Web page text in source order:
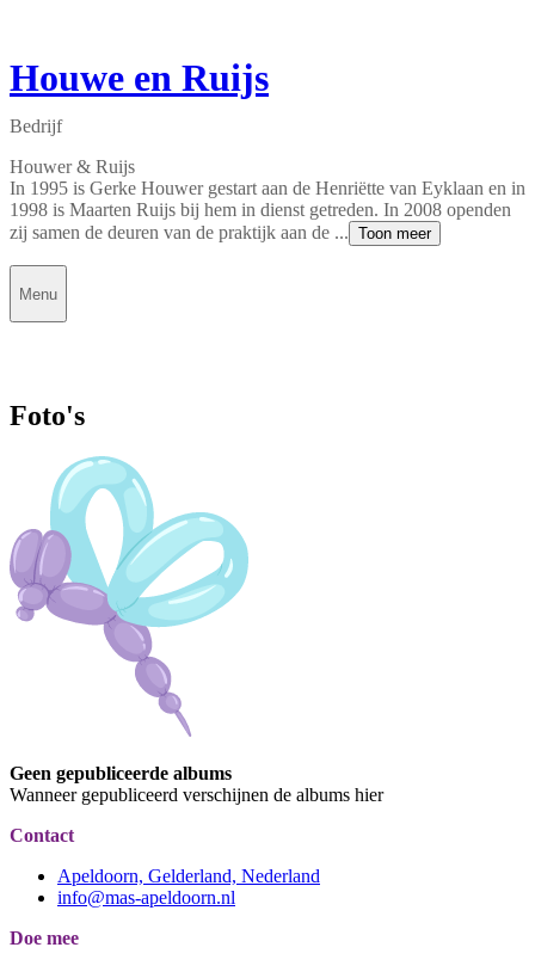
Houwe en Ruijs
Bedrijf
Houwer & Ruijs
In 1995 is Gerke Houwer gestart aan de Henriëtte van Eyklaan en in
1998 is Maarten Ruijs bij hem in dienst getreden. In 2008 openden
zij samen de deuren van de praktijk aan de ... Toon meer
Menu
Foto's
Geen gepubliceerde albums
Wanneer gepubliceerd verschijnen de albums hier
Contact
Apeldoorn, Gelderland, Nederland
info@mas-apeldoorn.nl
Doe mee